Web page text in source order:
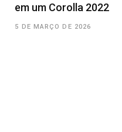
em um Corolla 2022
5 DE MARÇO DE 2026